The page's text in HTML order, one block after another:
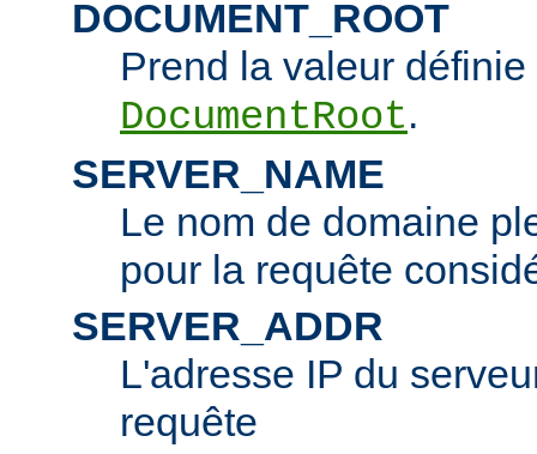
DOCUMENT_ROOT
Prend la valeur
DocumentRoot.
SERVER_NAME
Le nom de domaine
pour la requête
SERVER_ADDR
L'adresse IP du
requête